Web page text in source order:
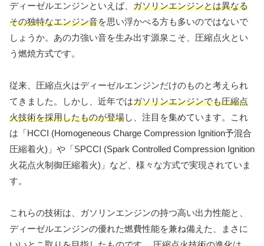
ディーゼルエンジンといえば、 ガソリンエンジンとは異なる
その独特なエンジン音を思い浮かべる方も多いのではないで
しょうか。あの力強い音を生み出す源泉こそ、圧縮点火とい
う燃焼方式です。
従来、圧縮点火はディーゼルエンジンだけのものと考えられ
てきました。しかし、近年ではガソリンエンジンでも圧縮点
火技術を採用したものが登場し、注目を集めています。これ
は「HCCI (Homogeneous Charge Compression Ignition予混合
圧縮着火)」や「SPCCI (Spark Controlled Compression Ignition
火花点火制御圧縮着火)」など、様々な方式で実現されていま
す。
これらの技術は、ガソリンエンジンの持つ高い出力性能と、
ディーゼルエンジンの優れた燃費性能を兼ね備えた、まさに